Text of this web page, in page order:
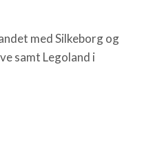
med Silkeborg og
samt Legoland i